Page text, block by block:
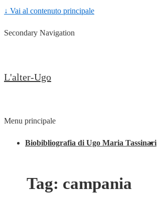
↓ Vai al contenuto principale
Secondary Navigation
L'alter-Ugo
Menu principale
Biobibliografia di Ugo Maria Tassinari
Tag: campania